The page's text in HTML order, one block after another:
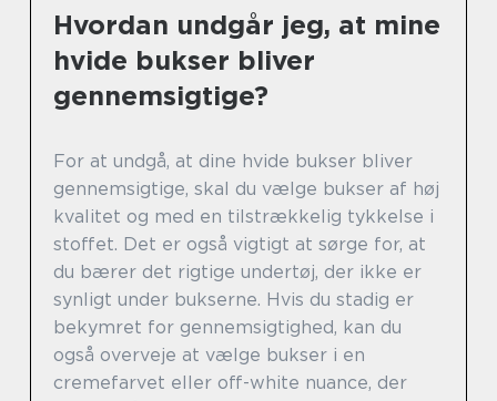
Hvordan undgår jeg, at mine
hvide bukser bliver
gennemsigtige?
For at undgå, at dine hvide bukser bliver
gennemsigtige, skal du vælge bukser af høj
kvalitet og med en tilstrækkelig tykkelse i
stoffet. Det er også vigtigt at sørge for, at
du bærer det rigtige undertøj, der ikke er
synligt under bukserne. Hvis du stadig er
bekymret for gennemsigtighed, kan du
også overveje at vælge bukser i en
cremefarvet eller off-white nuance, der